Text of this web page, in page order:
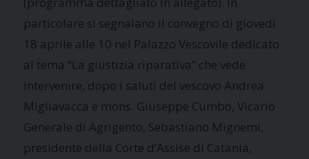
particolare si segnalano il convegno di giovedì
18 aprile alle 10 nel Palazzo Vescovile dedicato
al tema “La giustizia riparativa” che vede
intervenire, dopo i saluti del vescovo Andrea
Migliavacca e mons. Giuseppe Cumbo, Vicario
Generale di Agrigento, Sebastiano Mignemi,
presidente della Corte d’Assise di Catania,